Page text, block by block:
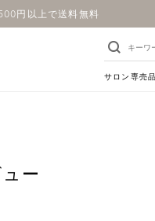
円以上で送料無料
サロン専売
ー